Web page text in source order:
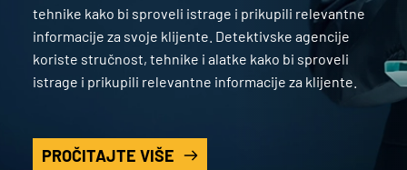
tehnike kako bi sproveli istrage i prikupili relevantne
informacije za svoje klijente. Detektivske agencije
koriste stručnost, tehnike i alatke kako bi sproveli
istrage i prikupili relevantne informacije za klijente.
PROČITAJTE VIŠE